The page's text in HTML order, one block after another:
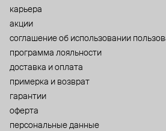
карьера
акции
cоглашение об использовании
программа лояльности
доставка и оплата
примерка и возврат
гарантии
оферта
персональные данные